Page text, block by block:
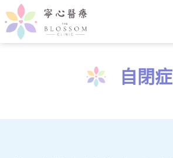
自閉症